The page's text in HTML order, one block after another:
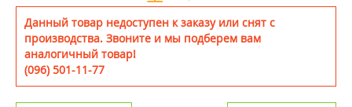
Данный товар недоступен к заказу или снят с
производства. Звоните и мы подберем вам
аналогичный товар!
(096) 501-11-77